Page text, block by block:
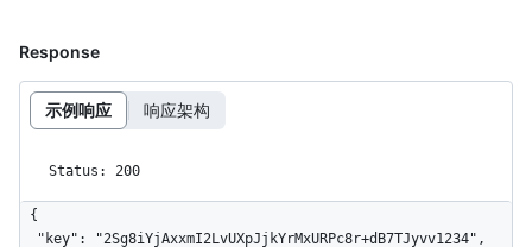
Response
示例响应 响应架构
Status: 200
{